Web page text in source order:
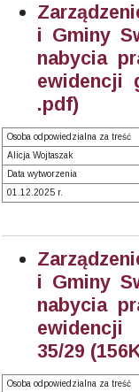
i Gminy
nabycia
ewidencji
.pdf)
Osoba odpowiedzialna za treść
Alicja Wojtaszak
Data wytworzenia
01.12.2025 r.
i Gminy
nabycia
35/29
Osoba odpowiedzialna za treść